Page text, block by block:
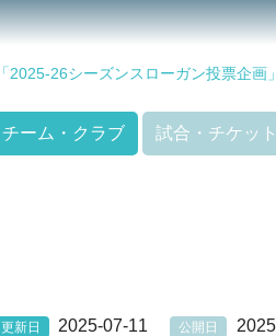
「2025-26シーズンスローガン投票企画
チーム・クラブ 試合・チケット
更新日 2025-07-11 公開日